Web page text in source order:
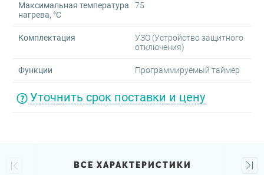
Максимальная температура
нагрева, °C
75
Комплектация
УЗО (Устройство защитного
отключения)
Функции Программируемый таймер
Уточнить срок поставки и цену
ВСЕ ХАРАКТЕРИСТИКИ